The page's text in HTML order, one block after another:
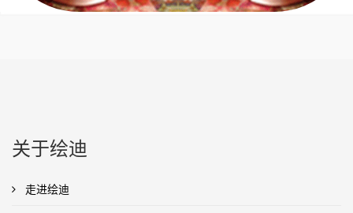
关于绘迪
走进绘迪